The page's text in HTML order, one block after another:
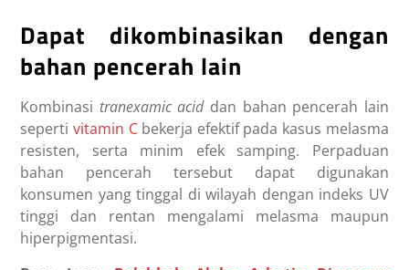
Dapat dikombinasikan dengan
bahan pencerah lain
Kombinasi tranexamic acid dan bahan pencerah lain
seperti vitamin Cbekerja efektif pada kasus melasma
resisten, serta minim efek samping. Perpaduan
bahan pencerah tersebut dapat digunakan
konsumen yang tinggal di wilayah dengan indeks UV
tinggi dan rentan mengalami melasma maupun
hiperpigmentasi.